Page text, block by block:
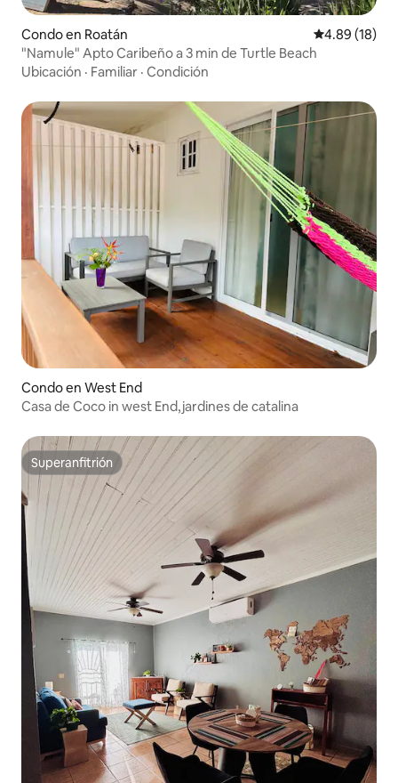
Condo en Roatán Calificación
4.89 (18)
"Namule" Apto Caribeño a 3 min de Turtle Beach
Ubicación · Familiar · Condición
Condo en West End
Casa de Coco in west End,jardines de catalina
Superanfitrión
Superanfitrión